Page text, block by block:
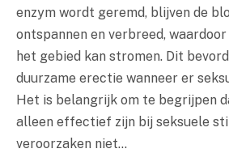
enzym wordt geremd, blijven de
ontspannen en verbreed,
het gebied kan stromen. Dit
duurzame erectie wanneer er
Het is belangrijk om te begrijpen
alleen effectief zijn bij seksuele
veroorzaken niet…